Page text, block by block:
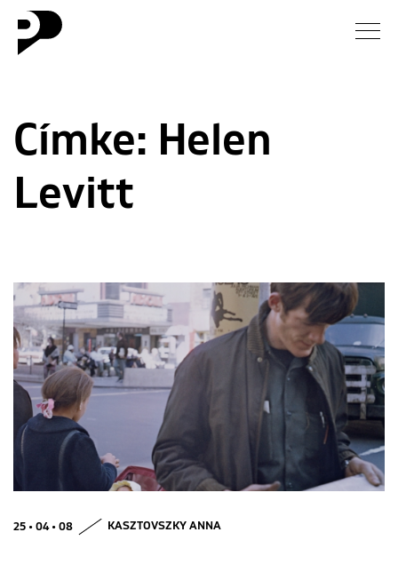
Galéria
Rólunk
ENGLISH
Címke: Helen
Levitt
25 • 04 • 08 KASZTOVSZKY ANNA